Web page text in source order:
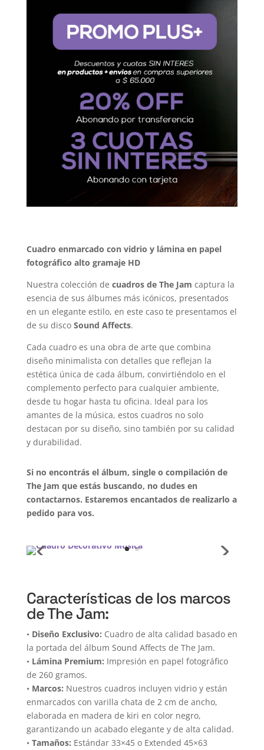
Cuadro enmarcado con vidrio y lámina en papel
fotográfico alto gramaje HD
Nuestra colección de cuadros de The Jam captura la
esencia de sus álbumes más icónicos, presentados
en un elegante estilo, en este caso te presentamos el
de su disco Sound Affects.
Cada cuadro es una obra de arte que combina
diseño minimalista con detalles que reflejan la
estética única de cada álbum, convirtiéndolo en el
complemento perfecto para cualquier ambiente,
desde tu hogar hasta tu oficina. Ideal para los
amantes de la música, estos cuadros no solo
destacan por su diseño, sino también por su calidad
y durabilidad.
Si no encontrás el álbum, single o compilación de
The Jam que estás buscando, no dudes en
contactarnos. Estaremos encantados de realizarlo a
pedido para vos.
Características de los marcos
de The Jam:
• Diseño Exclusivo: Cuadro de alta calidad basado en
la portada del álbum Sound Affects de The Jam.
• Lámina Premium: Impresión en papel fotográfico
de 260 gramos.
• Marcos: Nuestros cuadros incluyen vidrio y están
enmarcados con varilla chata de 2 cm de ancho,
elaborada en madera de kiri en color negro,
garantizando un acabado elegante y de alta calidad.
• Tamaños: Estándar 33×45 o Extended 45×63